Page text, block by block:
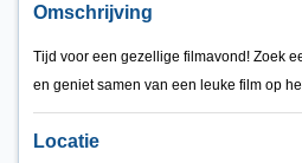
Omschrijving
Tijd voor een gezellige filmavond! Zoek
en geniet samen van een leuke film op
Locatie